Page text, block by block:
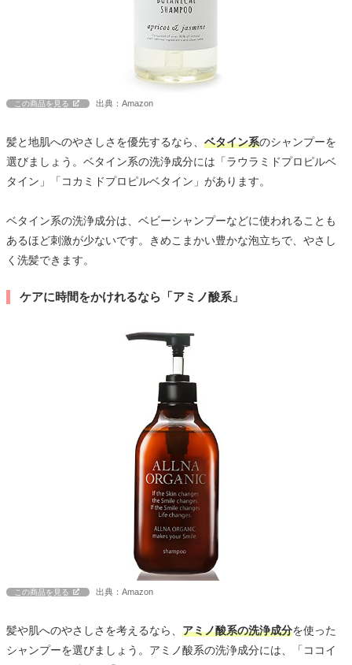
この商品を見る 出典：Amazon
髪と地肌へのやさしさを優先するなら、 ベタイン系のシャンプーを
選びましょう。ベタイン系の洗浄成分には「ラウラミドプロピルベ
タイン」「コカミドプロピルベタイン」があります。
ベタイン系の洗浄成分は、ベビーシャンプーなどに使われることも
あるほど刺激が少ないです。きめこまかい豊かな泡立ちで、やさし
く洗髪できます。
ケアに時間をかけれるなら「アミノ酸系」
この商品を見る 出典：Amazon
髪や肌へのやさしさを考えるなら、 アミノ酸系の洗浄成分を使った
シャンプーを選びましょう。アミノ酸系の洗浄成分には、「ココイ